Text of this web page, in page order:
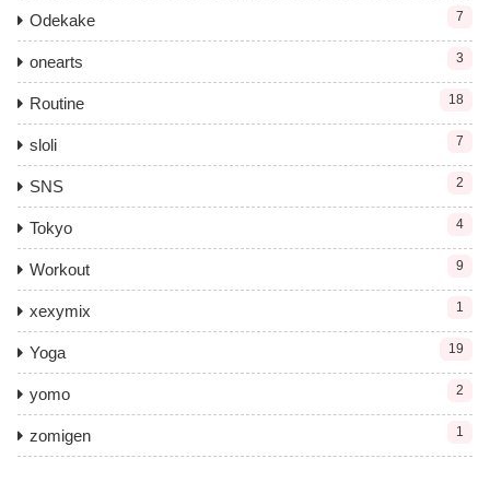
Odekake 7
onearts 3
Routine 18
sloli 7
SNS 2
Tokyo 4
Workout 9
xexymix 1
Yoga 19
yomo 2
zomigen 1